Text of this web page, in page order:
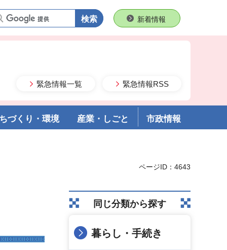
緊急情報一覧 緊急情報RSS
語句で検索新着情報
づくり・環境 産業・しごと 市政情報
ページID：4643
同じ分類から探す
暮らし・手続き